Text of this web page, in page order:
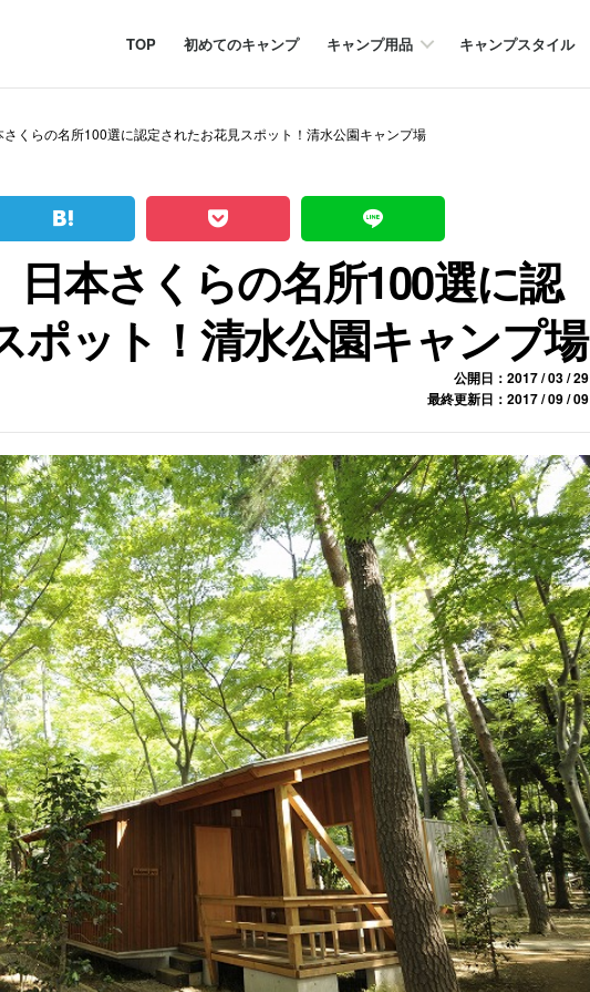
TOP 初めてのキャンプ キャンプ用品 キャンプスタイル
さくらの名所100選に認定されたお花見スポット！清水公園キャンプ場
日本さくらの名所100選に認
ポット！清水公園キャンプ場
公開日：2017 / 03 / 29
最終更新日：2017 / 09 / 09